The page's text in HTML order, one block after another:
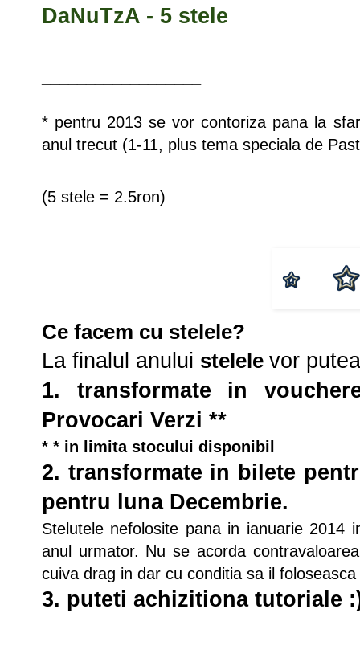
DaNuTzA - 5 stele
* pentru 2013 se vor contoriza pana la
anul trecut (1-11, plus tema speciala de
(5 stele = 2.5ron)
Ce facem cu stelele?
La finalul anului stelele vor
1. transformate in
Provocari Verzi **
* * in limita stocului disponibil
2. transformate in bilete
pentru luna Decembrie.
Stelutele nefolosite pana in ianuarie
anul urmator. Nu se acorda
cuiva drag in dar cu conditia sa il
3. puteti achizitiona tutoriale